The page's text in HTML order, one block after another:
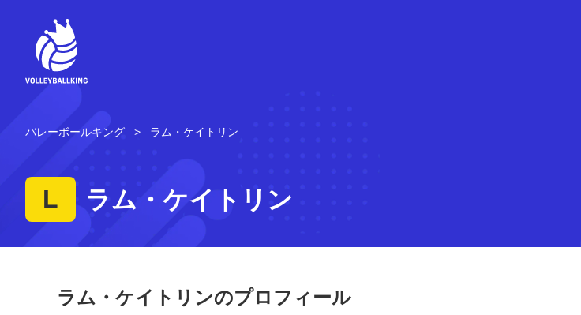
バレーボールキング ラム・ケイトリン
L ラム・ケイトリン
ラム・ケイトリンのプロフィール